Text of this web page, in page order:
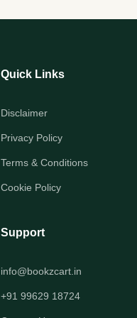
Quick Links
Disclaimer
Privacy Policy
Terms & Conditions
Cookie Policy
Support
info@bookzcart.in
+91 99629 18724